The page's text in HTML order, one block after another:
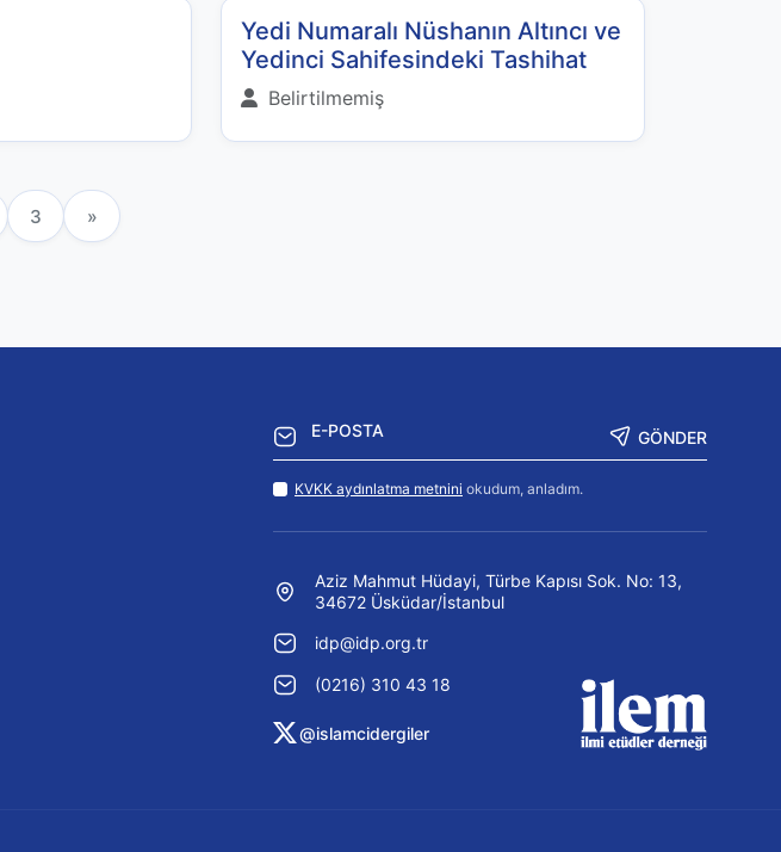
Yedi Numaralı Nüshanın Altıncı ve
Yedinci Sahifesindeki Tashihat
Belirtilmemiş
3 »
GÖNDER
KVKK aydınlatma metnini okudum, anladım.
Aziz Mahmut Hüdayi, Türbe Kapısı Sok. No: 13,
34672 Üsküdar/İstanbul
idp@idp.org.tr
(0216) 310 43 18
@islamcidergiler